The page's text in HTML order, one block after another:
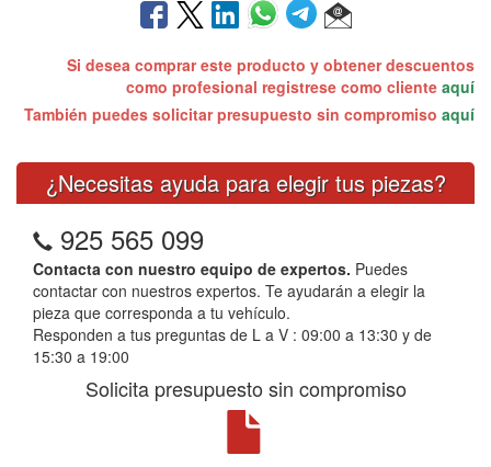
Si desea comprar este producto y obtener descuentos
como profesional registrese como cliente aquí
También puedes solicitar presupuesto sin compromiso aquí
¿Necesitas ayuda para elegir tus piezas?
925 565 099
Contacta con nuestro equipo de expertos. Puedes
contactar con nuestros expertos. Te ayudarán a elegir la
pieza que corresponda a tu vehículo.
Responden a tus preguntas de L a V : 09:00 a 13:30 y de
15:30 a 19:00
Solicita presupuesto sin compromiso